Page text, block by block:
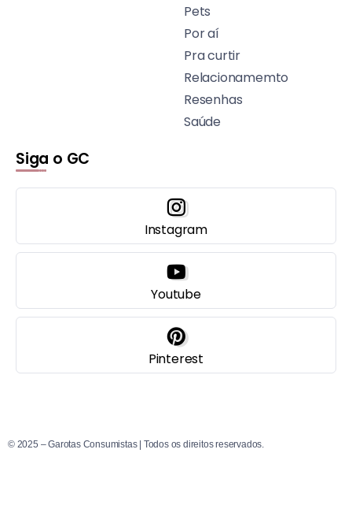
Pets
Por aí
Pra curtir
Relacionamemto
Resenhas
Saúde
Siga o GC
Instagram
Youtube
Pinterest
© 2025 – Garotas Consumistas | Todos os direitos reservados.